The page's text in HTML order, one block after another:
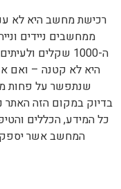
רכישת מחשב היא לא
ממחשבים ניידים
ה-1000 שקלים
היא לא קטנה – ואם
שנתפשר על פחות
בדיוק במקום הזה
כל המידע, הכללים
המחשב אשר יספק